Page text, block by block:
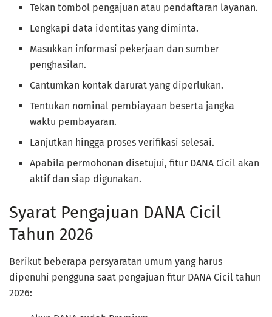
Tekan tombol pengajuan atau pendaftaran layanan.
Lengkapi data identitas yang diminta.
Masukkan informasi pekerjaan dan sumber
penghasilan.
Cantumkan kontak darurat yang diperlukan.
Tentukan nominal pembiayaan beserta jangka
waktu pembayaran.
Lanjutkan hingga proses verifikasi selesai.
Apabila permohonan disetujui, fitur DANA Cicil akan
aktif dan siap digunakan.
Syarat Pengajuan DANA Cicil
Tahun 2026
Berikut beberapa persyaratan umum yang harus
dipenuhi pengguna saat pengajuan fitur DANA Cicil tahun
2026: